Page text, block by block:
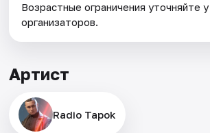
Возрастные ограничения уточняйте у
организаторов.
Артист
Radio Tapok